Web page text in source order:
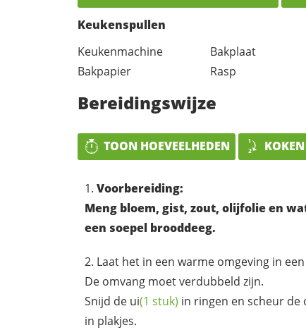
Keukenspullen
Keukenmachine
Bakplaat
Bakpapier
Rasp
Bereidingswijze
TOON HOEVEELHEDEN
Voorbereiding:
Meng bloem, gist, zout, olijfolie en
een soepel brooddeeg.
Laat het in een warme omgeving in
De omvang moet verdubbeld zijn.
Snijd de ui(1 stuk) in ringen en scheur de
in plakjes.